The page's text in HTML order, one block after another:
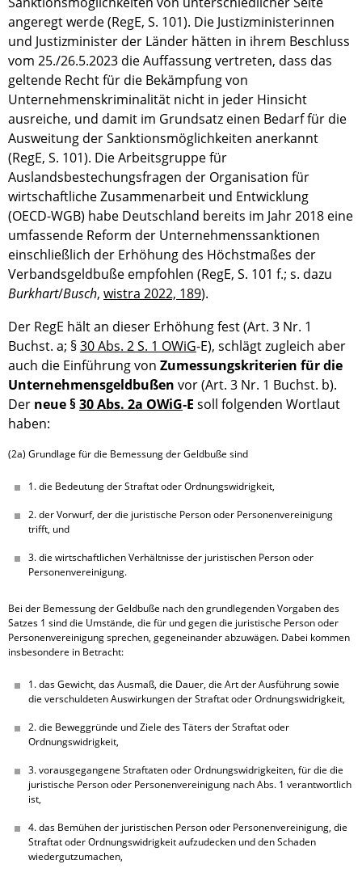
angeregt werde (RegE, S. 101). Die Justizministerinnen
und Justizminister der Länder hätten in ihrem Beschluss
vom 25./26.5.2023 die Auffassung vertreten, dass das
geltende Recht für die Bekämpfung von
Unternehmenskriminalität nicht in jeder Hinsicht
ausreiche, und damit im Grundsatz einen Bedarf für die
Ausweitung der Sanktionsmöglichkeiten anerkannt
(RegE, S. 101). Die Arbeitsgruppe für
Auslandsbestechungsfragen der Organisation für
wirtschaftliche Zusammenarbeit und Entwicklung
(OECD-WGB) habe Deutschland bereits im Jahr 2018 eine
umfassende Reform der Unternehmenssanktionen
einschließlich der Erhöhung des Höchstmaßes der
Verbandsgeldbuße empfohlen (RegE, S. 101 f.; s. dazu
Burkhart/Busch, wistra 2022, 189).
Der RegE hält an dieser Erhöhung fest (Art. 3 Nr. 1
Buchst. a; §30 Abs. 2 S. 1 OWiG-E), schlägt zugleich aber
auch die Einführung von Zumessungskriterien für die
Unternehmensgeldbußen vor (Art. 3 Nr. 1 Buchst. b).
Der neue § 30 Abs. 2a OWiG‑E soll folgenden Wortlaut
haben:
(2a) Grundlage für die Bemessung der Geldbuße sind
1. die Bedeutung der Straftat oder Ordnungswidrigkeit,
2. der Vorwurf, der die juristische Person oder Personenvereinigung
trifft, und
3. die wirtschaftlichen Verhältnisse der juristischen Person oder
Personenvereinigung.
Bei der Bemessung der Geldbuße nach den grundlegenden Vorgaben des
Satzes 1 sind die Umstände, die für und gegen die juristische Person oder
Personenvereinigung sprechen, gegeneinander abzuwägen. Dabei kommen
insbesondere in Betracht:
1. das Gewicht, das Ausmaß, die Dauer, die Art der Ausführung sowie
die verschuldeten Auswirkungen der Straftat oder Ordnungswidrigkeit,
2. die Beweggründe und Ziele des Täters der Straftat oder
Ordnungswidrigkeit,
3. vorausgegangene Straftaten oder Ordnungswidrigkeiten, für die die
juristische Person oder Personenvereinigung nach Abs. 1 verantwortlich
ist,
4. das Bemühen der juristischen Person oder Personenvereinigung, die
Straftat oder Ordnungswidrigkeit aufzudecken und den Schaden
wiedergutzumachen,